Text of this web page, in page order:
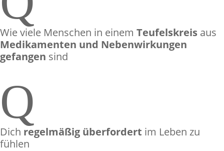
Wie viele Menschen in einem Teufelskreis aus
Medikamenten und Nebenwirkungen
gefangen sind
Q
Dich regelmäßig überfordert im Leben zu
fühlen